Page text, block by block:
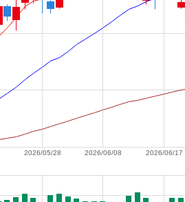
2026/06/17
2026/06/08
2026/05/28